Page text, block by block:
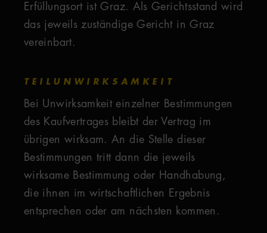
Erfüllungsort ist Graz. Als Gerichtsstand wird
das jeweils zuständige Gericht in Graz
vereinbart.
TEILUNWIRKSAMKEIT
Bei Unwirksamkeit einzelner Bestimmungen
des Kaufvertrages bleibt der Vertrag im
übrigen wirksam. An die Stelle dieser
Bestimmungen tritt dann die jeweils
wirksame Bestimmung oder Handhabung,
die ihnen im wirtschaftlichen Ergebnis
entsprechen oder am nächsten kommen.